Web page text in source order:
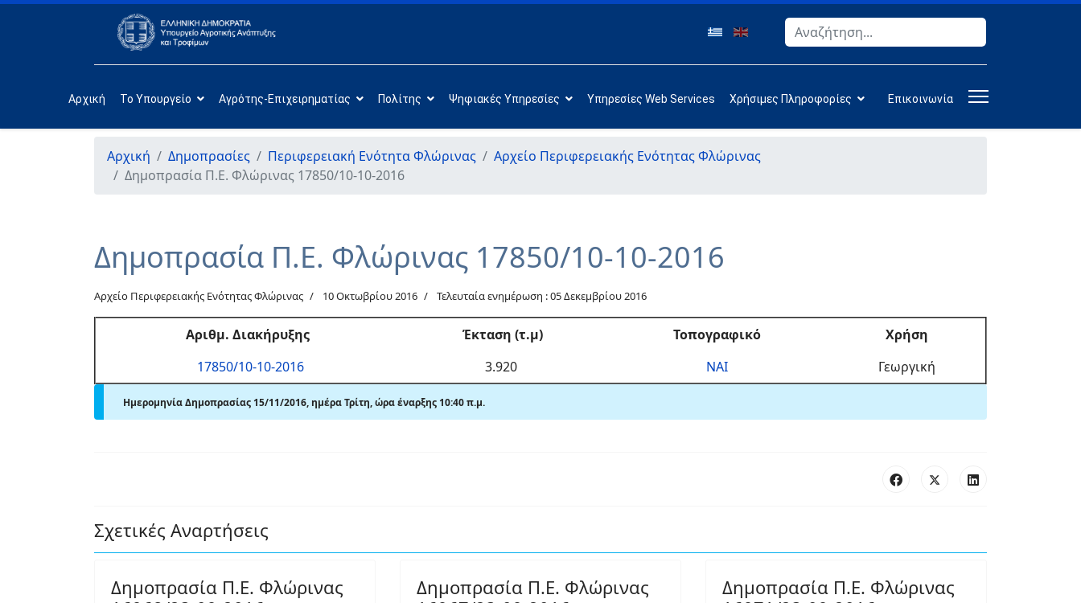
Αναζήτηση
Αρχική Το Υπουργείο Αγρότης-Επιχειρηματίας Πολίτης Ψηφιακές Υπηρεσίες Υπηρεσίες Web Services Χρήσιμες Πληροφορίες Επικοινωνία
Αρχική Δημοπρασίες Περιφερειακή Ενότητα Φλώρινας
Αρχείο Περιφερειακής Ενότητας Φλώρινας
Δημοπρασία Π.Ε. Φλώρινας 17850/10-10-2016
Δημοπρασία Π.Ε. Φλώρινας 17850/10-10-2016
Αρχείο Περιφερειακής Ενότητας Φλώρινας 10 Οκτωβρίου 2016 Τελευταία ενημέρωση : 05 Δεκεμβρίου 2016
Αριθμ. Διακήρυξης Έκταση (τ.μ) Τοπογραφικό
Χρήση
17850/10-10-2016
3.920 ΝΑΙ Γεωργική
Ημερομηνία Δημοπρασίας 15/11/2016, ημέρα Τρίτη, ώρα έναρξης 10:40 π.μ.
Σχετικές Αναρτήσεις
Δημοπρασία Π.Ε. Φλώρινας
Δημοπρασία Π.Ε. Φλώρινας
Δημοπρασία Π.Ε. Φλώρινας